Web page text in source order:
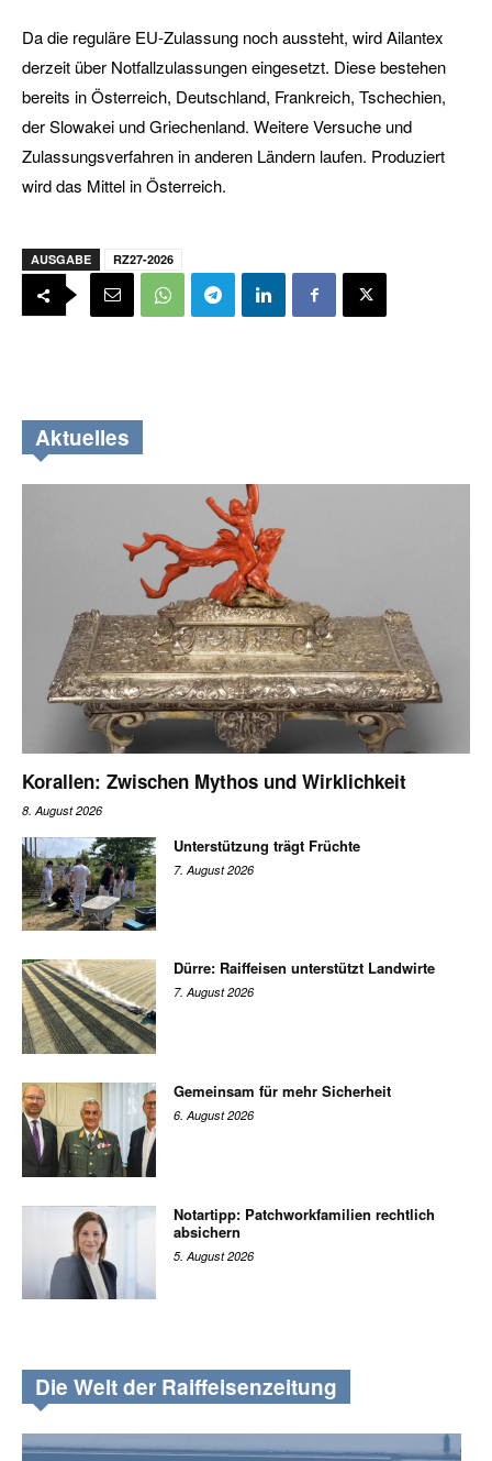
Da die reguläre EU-Zulassung noch aussteht, wird Ailantex
derzeit über Notfallzulassungen eingesetzt. Diese bestehen
bereits in Österreich, Deutschland, Frankreich, Tschechien,
der Slowakei und Griechenland. Weitere Versuche und
Zulassungsverfahren in anderen Ländern laufen. Produziert
wird das Mittel in Österreich.
AUSGABE RZ27-2026
Aktuelles
Korallen: Zwischen Mythos und Wirklichkeit
8. August 2026
Unterstützung trägt Früchte
7. August 2026
Dürre: Raiffeisen unterstützt Landwirte
7. August 2026
Gemeinsam für mehr Sicherheit
6. August 2026
Notartipp: Patchworkfamilien rechtlich
absichern
5. August 2026
Die Welt der Raiffeisenzeitung